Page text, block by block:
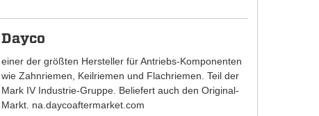
Dayco
einer der größten Hersteller für Antriebs-Komponenten
wie Zahnriemen, Keilriemen und Flachriemen. Teil der
Mark IV Industrie-Gruppe. Beliefert auch den Original-
Markt. na.daycoaftermarket.com